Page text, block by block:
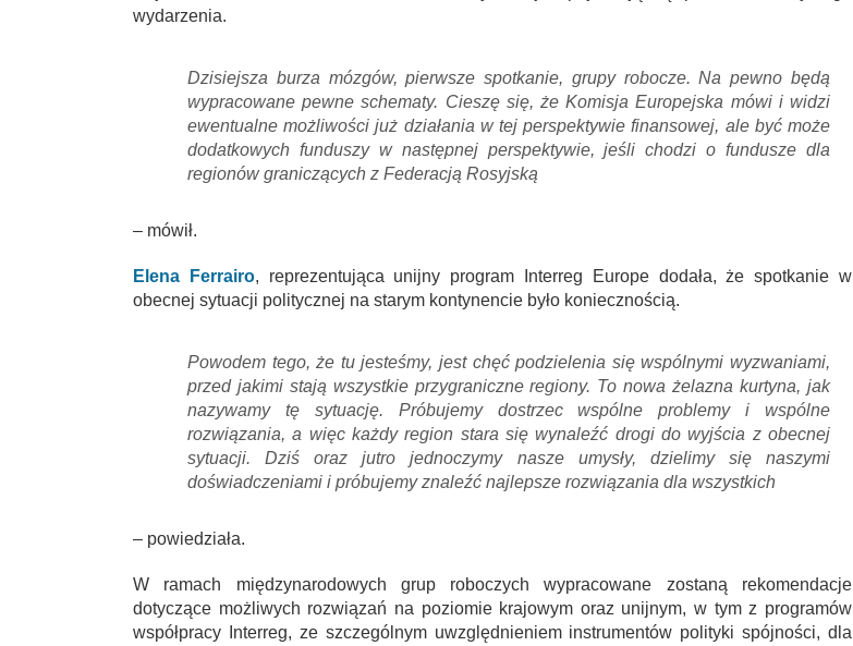
wydarzenia.
Dzisiejsza burza mózgów, pierwsze spotkanie, grupy robocze. Na pewno będą
wypracowane pewne schematy. Cieszę się, że Komisja Europejska mówi i widzi
ewentualne możliwości już działania w tej perspektywie finansowej, ale być może
dodatkowych funduszy w następnej perspektywie, jeśli chodzi o fundusze dla
regionów graniczących z Federacją Rosyjską
– mówił.
Elena Ferrairo, reprezentująca unijny program Interreg Europe dodała, że spotkanie w
obecnej sytuacji politycznej na starym kontynencie było koniecznością.
Powodem tego, że tu jesteśmy, jest chęć podzielenia się wspólnymi wyzwaniami,
przed jakimi stają wszystkie przygraniczne regiony. To nowa żelazna kurtyna, jak
nazywamy tę sytuację. Próbujemy dostrzec wspólne problemy i wspólne
rozwiązania, a więc każdy region stara się wynaleźć drogi do wyjścia z obecnej
sytuacji. Dziś oraz jutro jednoczymy nasze umysły, dzielimy się naszymi
doświadczeniami i próbujemy znaleźć najlepsze rozwiązania dla wszystkich
– powiedziała.
W ramach międzynarodowych grup roboczych wypracowane zostaną rekomendacje
dotyczące możliwych rozwiązań na poziomie krajowym oraz unijnym, w tym z programów
współpracy Interreg, ze szczególnym uwzględnieniem instrumentów polityki spójności, dla